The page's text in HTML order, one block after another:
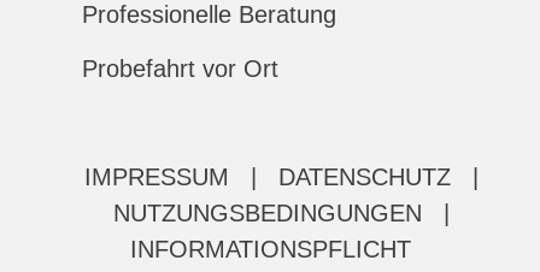
Professionelle Beratung
Probefahrt vor Ort
IMPRESSUM DATENSCHUTZ
NUTZUNGSBEDINGUNGEN
INFORMATIONSPFLICHT